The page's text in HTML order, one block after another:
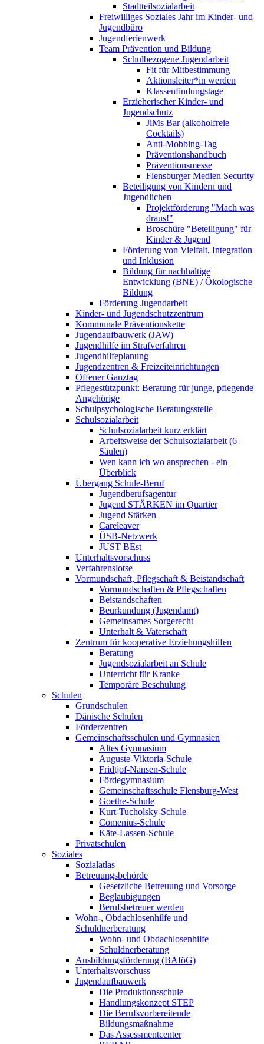
Stadtteilsozialarbeit
Freiwilliges Soziales Jahr im Kinder- und
Jugendbüro
Jugendferienwerk
Team Prävention und Bildung
Schulbezogene Jugendarbeit
Fit für Mitbestimmung
Aktionsleiter*in werden
Klassenfindungstage
Erzieherischer Kinder- und
Jugendschutz
JiMs Bar (alkoholfreie
Cocktails)
Anti-Mobbing-Tag
Präventionshandbuch
Präventionsmesse
Flensburger Medien Security
Beteiligung von Kindern und
Jugendlichen
Projektförderung "Mach was
draus!"
Broschüre "Beteiligung" für
Kinder & Jugend
Förderung von Vielfalt, Integration
und Inklusion
Bildung für nachhaltige
Entwicklung (BNE) / Ökologische
Bildung
Förderung Jugendarbeit
Kinder- und Jugendschutzzentrum
Kommunale Präventionskette
Jugendaufbauwerk (JAW)
Jugendhilfe im Strafverfahren
Jugendhilfeplanung
Jugendzentren & Freizeiteinrichtungen
Offener Ganztag
Pflegestützpunkt: Beratung für junge, pflegende
Angehörige
Schulpsychologische Beratungsstelle
Schulsozialarbeit
Schulsozialarbeit kurz erklärt
Arbeitsweise der Schulsozialarbeit (6
Säulen)
Wen kann ich wo ansprechen - ein
Überblick
Übergang Schule-Beruf
Jugendberufsagentur
Jugend STÄRKEN im Quartier
Jugend Stärken
Careleaver
ÜSB-Netzwerk
JUST BEst
Unterhaltsvorschuss
Verfahrenslotse
Vormundschaft, Pflegschaft & Beistandschaft
Vormundschaften & Pflegschaften
Beistandschaften
Beurkundung (Jugendamt)
Gemeinsames Sorgerecht
Unterhalt & Vaterschaft
Zentrum für kooperative Erziehungshilfen
Beratung
Jugendsozialarbeit an Schule
Unterricht für Kranke
Temporäre Beschulung
Schulen
Grundschulen
Dänische Schulen
Förderzentren
Gemeinschaftsschulen und Gymnasien
Altes Gymnasium
Auguste-Viktoria-Schule
Fridtjof-Nansen-Schule
Fördegymnasium
Gemeinschaftsschule Flensburg-West
Goethe-Schule
Kurt-Tucholsky-Schule
Comenius-Schule
Käte-Lassen-Schule
Privatschulen
Soziales
Sozialatlas
Betreuungsbehörde
Gesetzliche Betreuung und Vorsorge
Beglaubigungen
Berufsbetreuer werden
Wohn-, Obdachlosenhilfe und
Schuldnerberatung
Wohn- und Obdachlosenhilfe
Schuldnerberatung
Ausbildungsförderung (BAföG)
Unterhaltsvorschuss
Jugendaufbauwerk
Die Produktionsschule
Handlungskonzept STEP
Die Berufsvorbereitende
Bildungsmaßnahme
Das Assessmentcenter